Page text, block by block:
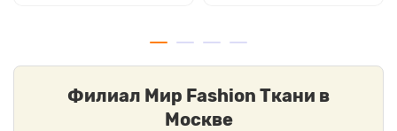
Филиал Мир Fashion Ткани в
Москве